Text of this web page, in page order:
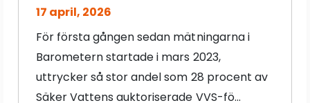
17 april, 2026
För första gången sedan mätningarna i
Barometern startade i mars 2023,
uttrycker så stor andel som 28 procent av
Säker Vattens auktoriserade VVS-fö...